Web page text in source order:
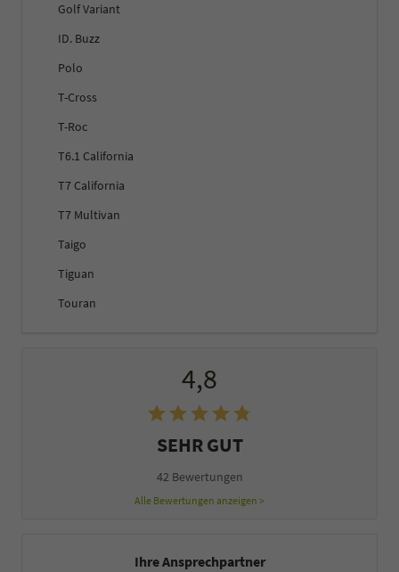
Golf Variant
ID. Buzz
Polo
T-Cross
T-Roc
T6.1 California
T7 California
T7 Multivan
Taigo
Tiguan
Touran
4,8
SEHR GUT
42 Bewertungen
Alle Bewertungen anzeigen >
Ihre Ansprechpartner